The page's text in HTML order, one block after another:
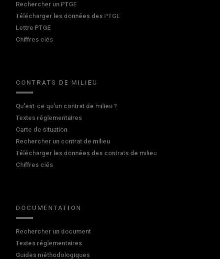
Rechercher un PTGE
Télécharger les données des PTGE
Lettre PTGE
Chiffres clés
CONTRATS DE MILIEU
Qu'est-ce qu'un contrat de milieu ?
Textes réglementaires
Carte de situation
Rechercher un contrat de milieu
Télécharger les données des contrats de milieu
Chiffres clés
DOCUMENTATION
Rechercher un document
Textes réglementaires
Guides méthodologiques